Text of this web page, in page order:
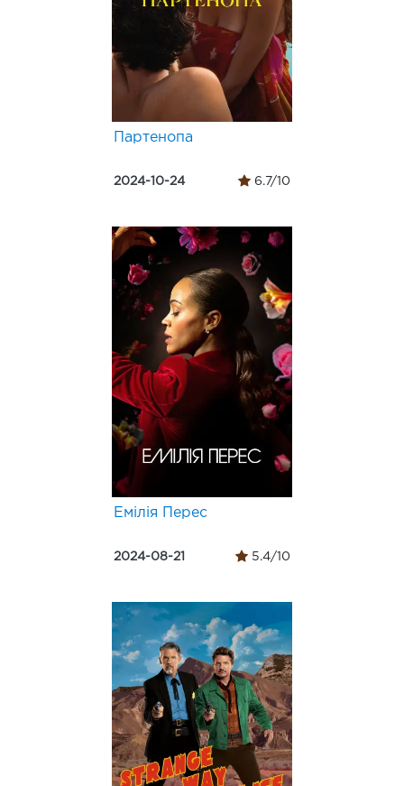
Партенопа
2024-10-24 6.7/10
Емілія Перес
2024-08-21 5.4/10